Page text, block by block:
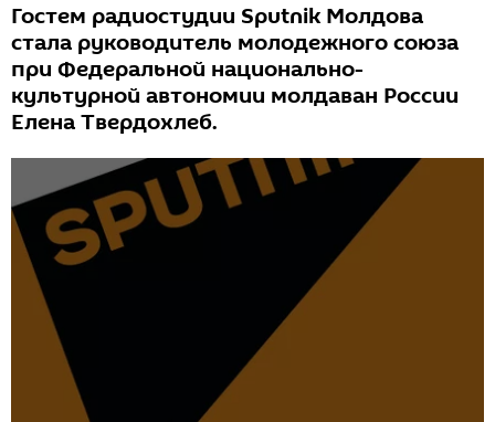
Гостем радиостудии Sputnik Молдова
стала руководитель молодежного союза
при Федеральной национально-
культурной автономии молдаван России
Елена Твердохлеб.